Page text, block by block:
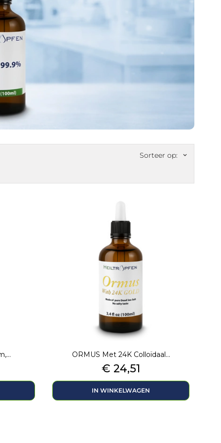
Sorteer op: keyboard_arrow_down
ORMUS Met 24K Colloïdaal...
Prijs
€ 24,51
IN WINKELWAGEN